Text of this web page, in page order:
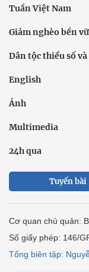
Tuần Việt Nam
Giảm nghèo bền
Dân tộc thiểu số
English
Ảnh
Multimedia
24h qua
Tuyến bài
Cơ quan chủ quản:
Số giấy phép: 146/
Tổng biên tập: